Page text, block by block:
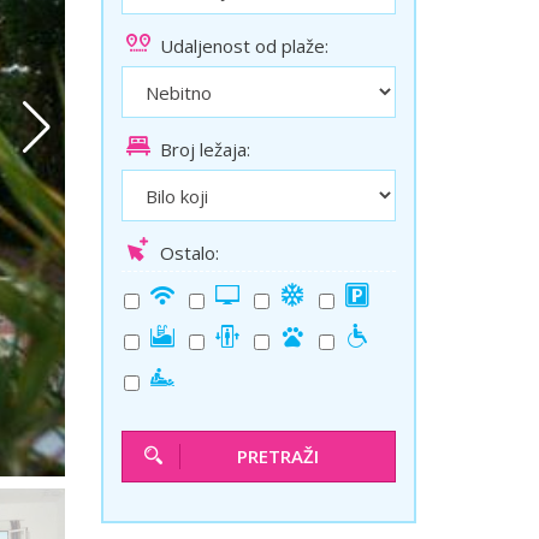
Solun polazak iz Niša
Temišvar polazak iz Niša
Udaljenost od plaže:
Broj ležaja:
Ostalo:
PRETRAŽI